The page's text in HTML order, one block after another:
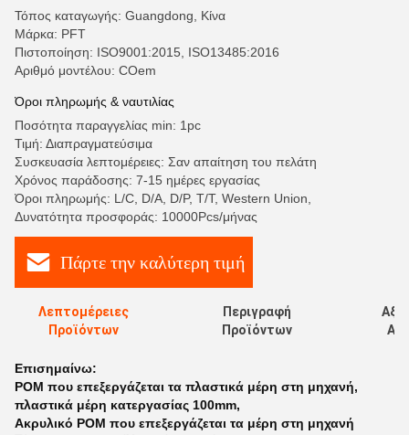
Τόπος καταγωγής: Guangdong, Κίνα
Μάρκα: PFT
Πιστοποίηση: ISO9001:2015, ISO13485:2016
Αριθμό μοντέλου: COem
Όροι πληρωμής & ναυτιλίας
Ποσότητα παραγγελίας min: 1pc
Τιμή: Διαπραγματεύσιμα
Συσκευασία λεπτομέρειες: Σαν απαίτηση του πελάτη
Χρόνος παράδοσης: 7-15 ημέρες εργασίας
Όροι πληρωμής: L/C, D/A, D/P, T/T, Western Union,
Δυνατότητα προσφοράς: 10000Pcs/μήνας
Πάρτε την καλύτερη τιμή
Λεπτομέρειες
Προϊόντων
Περιγραφή
Προϊόντων
Επισημαίνω:
POM που επεξεργάζεται τα πλαστικά μέρη στη μηχανή,
πλαστικά μέρη κατεργασίας 100mm,
Ακρυλικό POM που επεξεργάζεται τα μέρη στη μηχανή